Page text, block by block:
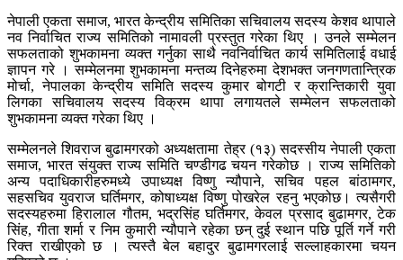
नेपाली एकता समाज, भारत केन्द्रीय समितिका सचिवालय सदस्य केशव थापाले
नव निर्वाचित राज्य समितिको नामावली प्रस्तुत गरेका थिए । उनले सम्मेलन
सफलताको शुभकामना व्यक्त गर्नुका साथै नवनिर्वाचित कार्य समितिलाई वधाई
ज्ञापन गरे । सम्मेलनमा शुभकामना मन्तव्य दिनेहरुमा देशभक्त जनगणतान्त्रिक
मोर्चा, नेपालका केन्द्रीय समिति सदस्य कुमार बोगटी र क्रान्तिकारी युवा
लिगका सचिवालय सदस्य विक्रम थापा लगायतले सम्मेलन सफलताको
शुभकामना व्यक्त गरेका थिए ।
सम्मेलनले शिवराज बुढामगरको अध्यक्षतामा तेह्र (१३) सदस्सीय नेपाली एकता
समाज, भारत संयुक्त राज्य समिति चण्डीगढ चयन गरेकोछ । राज्य समितिको
अन्य पदाधिकारीहरुमध्ये उपाध्यक्ष विष्णु न्यौपाने, सचिव पहल बांठामगर,
सहसचिव युवराज घर्तिमगर, कोषाध्यक्ष विष्णु पोखरेल रहनु भएकोछ। त्यसैगरी
सदस्यहरुमा हिरालाल गौतम, भद्रसिंह घर्तिमगर, केवल प्रसाद बुढामगर, टेक
सिंह, गीता शर्मा र निम कुमारी न्यौपाने रहेका छन् दुई स्थान पछि पूर्ति गर्ने गरी
रिक्त राखीएको छ । त्यस्तै बेल बहादुर बुढामगरलाई सल्लाहकारमा चयन